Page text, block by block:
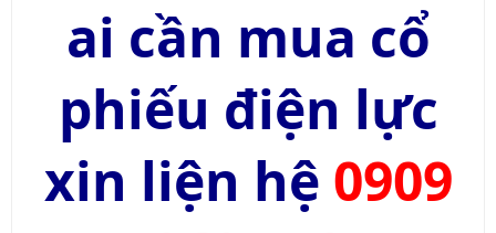
ai cần mua cổ
phiếu điện lực
xin liện hệ 0909